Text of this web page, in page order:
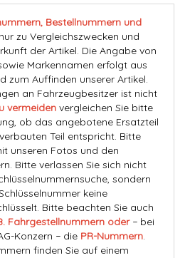
Bestellnummern und
zu Vergleichszwecken und
der Artikel. Die Angabe von
Markennamen erfolgt aus
zum Auffinden unserer Artikel.
an Fahrzeugbesitzer ist nicht
vermeiden vergleichen Sie bitte
ob das angebotene Ersatzteil
Teil entspricht. Bitte
unseren Fotos und den
Bitte verlassen Sie sich nicht
sondern
keine
Bitte beachten Sie auch
Fahrgestellnummern oder− bei
Konzern − die PR-Nummern
finden Sie auf einem